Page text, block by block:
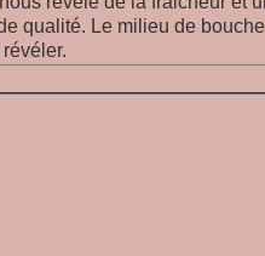
qualité. Le milieu de